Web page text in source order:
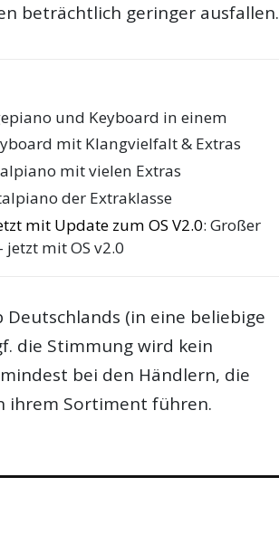
beträchtlich geringer ausfallen.
und Keyboard in einem
mit Klangvielfalt & Extras
mit vielen Extras
der Extraklasse
mit Update zum OS V2.0: Großer
jetzt mit OS v2.0
(in eine beliebige
die Stimmung wird kein
bei den Händlern, die
ihrem Sortiment führen.